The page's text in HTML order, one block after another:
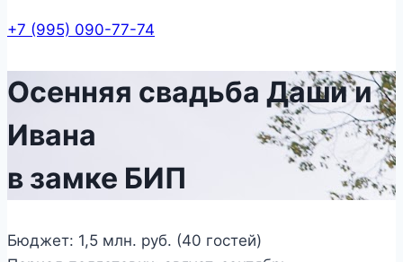
+7 (995) 090-77-74
Осенняя свадьба Даши и
Ивана
в замке БИП
Бюджет: 1,5 млн. руб. (40 гостей)